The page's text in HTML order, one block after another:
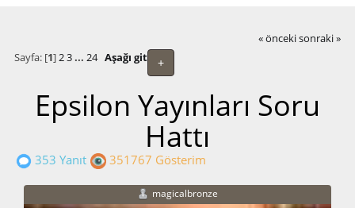
« önceki sonraki »
+
Sayfa: [1]2 3 ... 24 Aşağı git
Epsilon Yayınları Soru
Hattı
353 Yanıt 351767 Gösterim
magicalbronze